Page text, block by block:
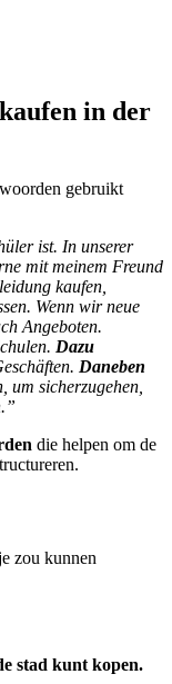
in der
gebruikt
ist. In unserer
mit meinem Freund
kaufen,
Wenn wir neue
Angeboten.
Dazu
Daneben
sicherzugehen,
die helpen om de
zou kunnen
stad kunt kopen.